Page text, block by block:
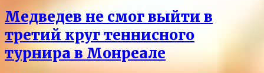
Медведев не смог выйти в
третий круг теннисного
турнира в Монреале